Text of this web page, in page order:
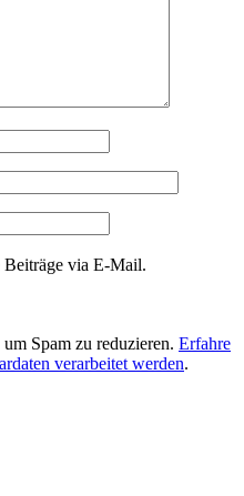
Beiträge via E-Mail.
Spam zu reduzieren. Erfahre
verarbeitet werden.